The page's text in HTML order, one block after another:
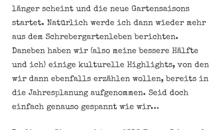
länger scheint und die neue Gartensaisons
startet. Natürlich werde ich dann wieder mehr
aus dem Schrebergartenleben berichten.
Daneben haben wir (also meine bessere Hälfte
und ich) einige kulturelle Highlights, von den
wir dann ebenfalls erzählen wollen, bereits in
die Jahresplanung aufgenommen. Seid doch
einfach genauso gespannt wie wir…